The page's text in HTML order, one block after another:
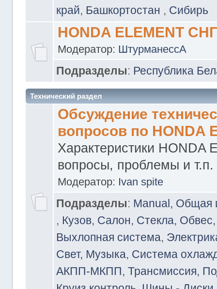
край, Башкортостан , Сибирь
HONDA ELEMENT
Модератор: ШтурманессА
Подразделы: Республика
Технический раздел
Обсуждение
вопросов по HONDA
Характеристики HONDA
вопросы, проблемы и т.п.
Модератор: Ivan spite
Подразделы: Manual,
, Кузов, Салон, Стекла,
Выхлопная система,
Свет, Музыка, Система
АКПП-МКПП, Трансмиссия,